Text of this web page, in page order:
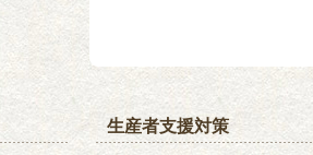
生産者支援対策